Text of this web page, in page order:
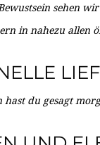
sehen
in nahezu allen
hast du gesagt